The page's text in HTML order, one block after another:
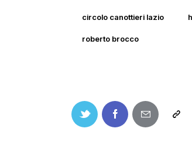
circolo canottieri lazio
roberto brocco